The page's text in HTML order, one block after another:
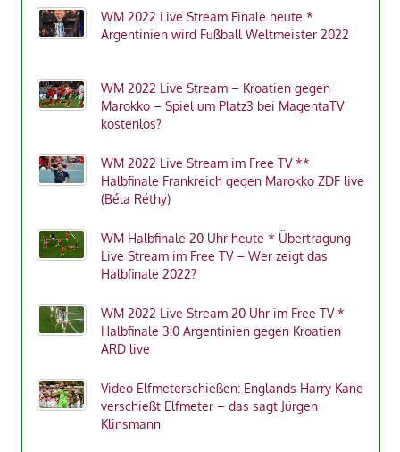
WM 2022 Live Stream Finale heute *
Argentinien wird Fußball Weltmeister 2022
WM 2022 Live Stream – Kroatien gegen
Marokko – Spiel um Platz3 bei MagentaTV
kostenlos?
WM 2022 Live Stream im Free TV **
Halbfinale Frankreich gegen Marokko ZDF live
(Béla Réthy)
WM Halbfinale 20 Uhr heute * Übertragung
Live Stream im Free TV – Wer zeigt das
Halbfinale 2022?
WM 2022 Live Stream 20 Uhr im Free TV *
Halbfinale 3:0 Argentinien gegen Kroatien
ARD live
Video Elfmeterschießen: Englands Harry Kane
verschießt Elfmeter – das sagt Jürgen
Klinsmann